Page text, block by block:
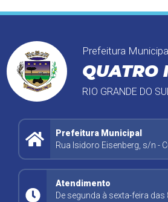
Prefeitura
QUATRO
RIO GRANDE DO
Prefeitura Municipal
Rua Isidoro Eisenberg, s/n -
Atendimento
De segunda à sexta-feira das